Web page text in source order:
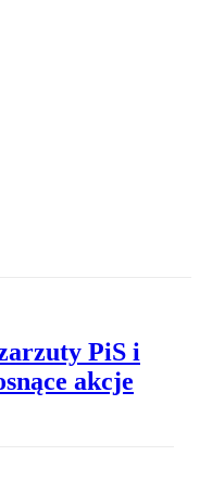
PiS i
akcje